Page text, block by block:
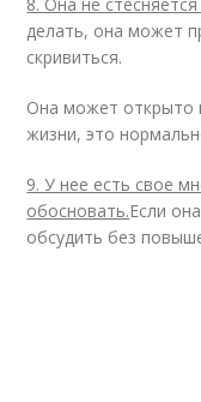
делать, она может
скривиться.
Она может открыто
жизни, это
9. У нее есть свое
обосновать.Если
обсудить без